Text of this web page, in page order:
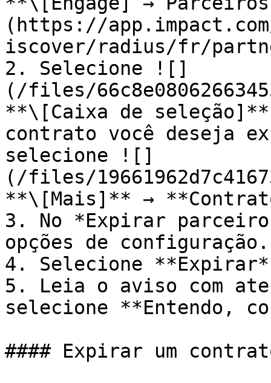
(https://
iscover/radius/fr/
2. Selecione ![]
(/files/
**\[Caixa de
contrato você deseja
selecione ![]
(/files/
**\[Mais]** →
3. No *Expirar
opções de configuração.
4. Selecione
5. Leia o aviso com
selecione **Entendo,
#### Expirar um